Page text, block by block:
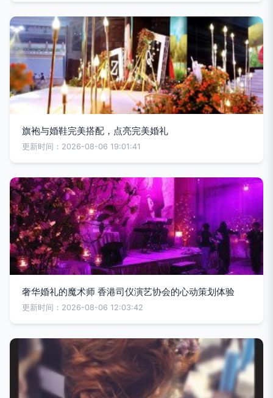
旗袍与婚鞋完美搭配，点亮完美婚礼
更新时间：2026-08-06 19:01:41
奢华婚礼的魔术师 香港司仪演艺协会的心动策划体验
更新时间：2026-08-06 12:03:42